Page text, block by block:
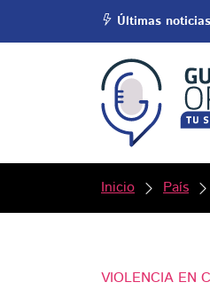
Últimas
Inicio País
VIOLENCIA EN